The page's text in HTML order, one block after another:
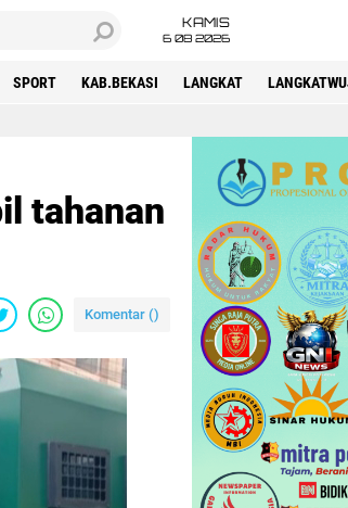
KAMIS
6 08 2026
SPORT KAB.BEKASI LANGKAT
tahanan
Komentar ()